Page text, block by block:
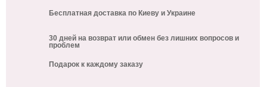
Бесплатная доставка по Киеву и Украине
30 дней на возврат или обмен без лишних вопросов и
проблем
Подарок к каждому заказу